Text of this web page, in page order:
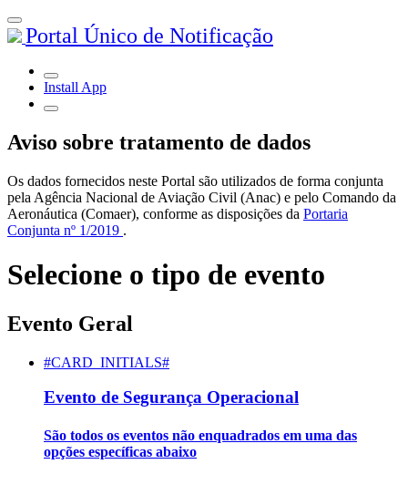
Portal Único de Notificação
Install App
Aviso sobre tratamento de dados
Os dados fornecidos neste Portal são utilizados de forma conjunta
pela Agência Nacional de Aviação Civil (Anac) e pelo Comando da
Aeronáutica (Comaer), conforme as disposições da Portaria
Conjunta nº 1/2019 .
Selecione o tipo de evento
Evento Geral
#CARD_INITIALS#
Evento de Segurança Operacional
São todos os eventos não enquadrados em uma das
opções específicas abaixo